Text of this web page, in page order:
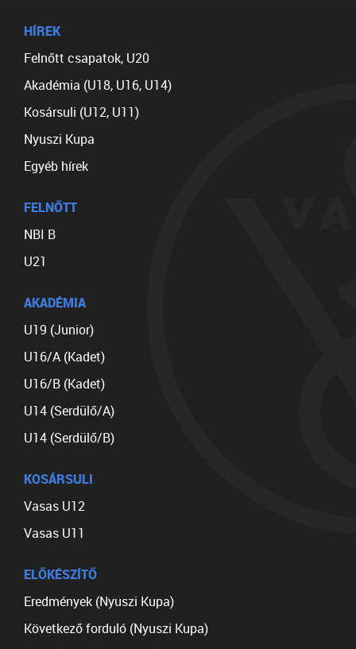
HÍREK
Felnőtt csapatok, U20
Akadémia (U18, U16, U14)
Kosársuli (U12, U11)
Nyuszi Kupa
Egyéb hírek
FELNŐTT
NBI B
U21
AKADÉMIA
U19 (Junior)
U16/A (Kadet)
U16/B (Kadet)
U14 (Serdülő/A)
U14 (Serdülő/B)
KOSÁRSULI
Vasas U12
Vasas U11
ELŐKÉSZÍTŐ
Eredmények (Nyuszi Kupa)
Következő forduló (Nyuszi Kupa)